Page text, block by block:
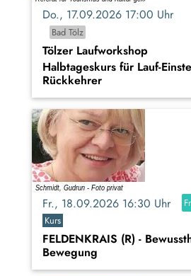
Do., 17.09.2026 17:00 Uhr
Bad Tölz
Tölzer Laufworkshop
Halbtageskurs für Lauf-
Rückkehrer
Fr., 18.09.2026 16:30 Uhr
Kurs
FELDENKRAIS (R) -
Bewegung